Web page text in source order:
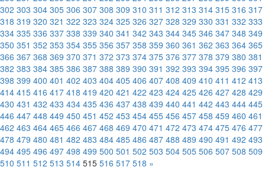
302 303 304 305 306 307 308 309 310 311 312 313 314 315 316 317
318 319 320 321 322 323 324 325 326 327 328 329 330 331 332 333
334 335 336 337 338 339 340 341 342 343 344 345 346 347 348 349
350 351 352 353 354 355 356 357 358 359 360 361 362 363 364 365
366 367 368 369 370 371 372 373 374 375 376 377 378 379 380 381
382 383 384 385 386 387 388 389 390 391 392 393 394 395 396 397
398 399 400 401 402 403 404 405 406 407 408 409 410 411 412 413
414 415 416 417 418 419 420 421 422 423 424 425 426 427 428 429
430 431 432 433 434 435 436 437 438 439 440 441 442 443 444 445
446 447 448 449 450 451 452 453 454 455 456 457 458 459 460 461
462 463 464 465 466 467 468 469 470 471 472 473 474 475 476 477
478 479 480 481 482 483 484 485 486 487 488 489 490 491 492 493
494 495 496 497 498 499 500 501 502 503 504 505 506 507 508 509
510 511 512 513 514 515 516 517 518 »